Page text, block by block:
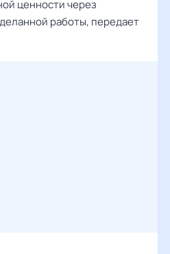
ценности через
работы, передает